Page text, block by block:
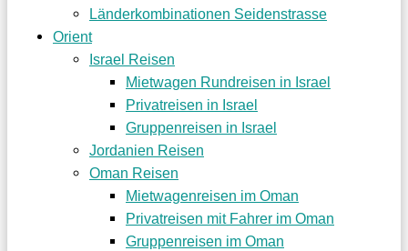
Länderkombinationen Seidenstrasse
Orient
Israel Reisen
Mietwagen Rundreisen in Israel
Privatreisen in Israel
Gruppenreisen in Israel
Jordanien Reisen
Oman Reisen
Mietwagenreisen im Oman
Privatreisen mit Fahrer im Oman
Gruppenreisen im Oman